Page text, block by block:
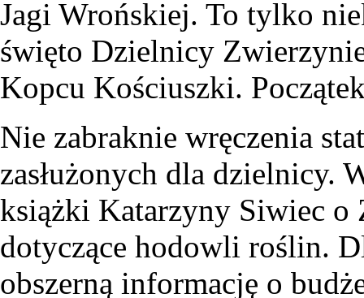
Jagi Wrońskiej. To tylko
święto Dzielnicy
Kopcu Kościuszki.
Nie zabraknie wręczenia
zasłużonych dla dzielnicy.
książki Katarzyny Siwiec o
dotyczące hodowli roślin.
obszerną informację o